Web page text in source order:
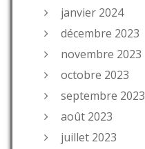
janvier 2024
décembre 2023
novembre 2023
octobre 2023
septembre 2023
août 2023
juillet 2023